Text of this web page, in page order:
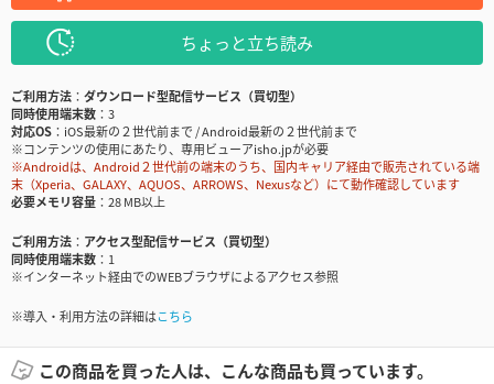
ちょっと立ち読み
ご利用方法
ダウンロード型配信サービス（買切型）
同時使用端末数
3
対応OS
iOS最新の２世代前まで / Android最新の２世代前まで
※コンテンツの使用にあたり、専用ビューアisho.jpが必要
※Androidは、Android２世代前の端末のうち、国内キャリア経由で販売されている端
末（Xperia、GALAXY、AQUOS、ARROWS、Nexusなど）にて動作確認しています
必要メモリ容量
28 MB以上
ご利用方法
アクセス型配信サービス（買切型）
同時使用端末数
1
※インターネット経由でのWEBブラウザによるアクセス参照
※導入・利用方法の詳細はこちら
この商品を買った人は、こんな商品も買っています。